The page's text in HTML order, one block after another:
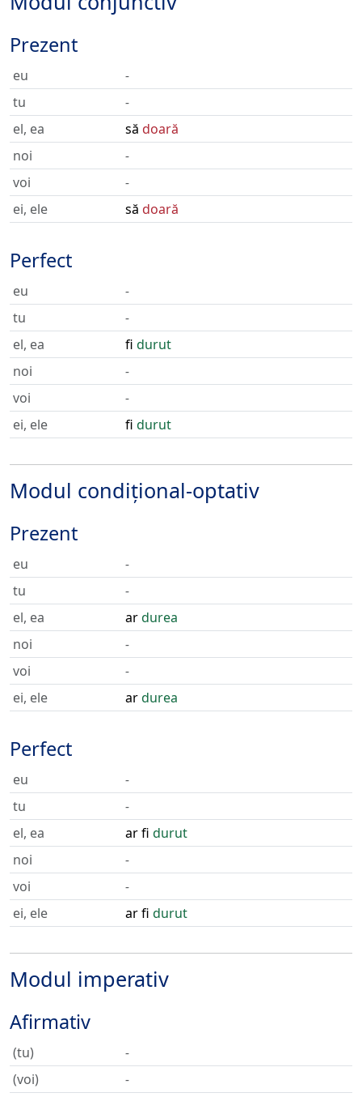
Prezent
eu
-
tu
-
el, ea
să doară
noi
-
voi
-
ei, ele
să doară
Perfect
eu
-
tu
-
el, ea
fi durut
noi
-
voi
-
ei, ele
fi durut
Modul condițional-optativ
Prezent
eu
-
tu
-
el, ea
ardurea
noi
-
voi
-
ei, ele
ardurea
Perfect
eu
-
tu
-
el, ea
ar fi durut
noi
-
voi
-
ei, ele
ar fi durut
Modul imperativ
Afirmativ
(tu)
-
(voi)
-